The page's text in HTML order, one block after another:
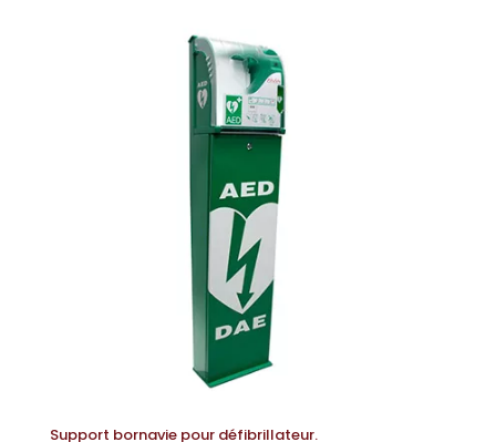
Support bornavie pour défibrillateur.